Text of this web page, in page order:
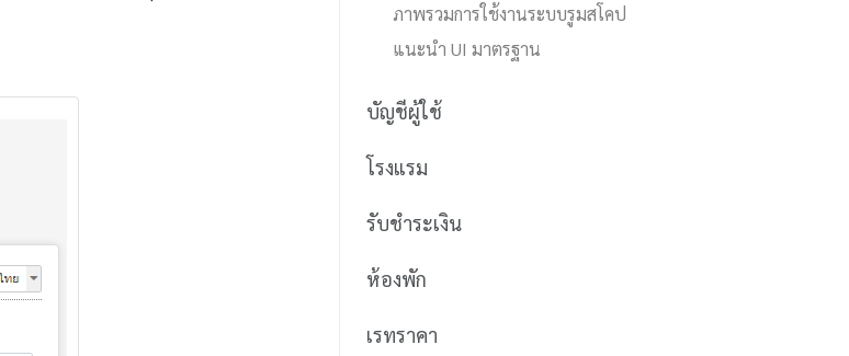
ภาพรวมการใช้งานระบบรูมสโคป
แนะนำ UI มาตรฐาน
บัญชีผู้ใช้
โรงแรม
รับชำระเงิน
ห้องพัก
เรทราคา